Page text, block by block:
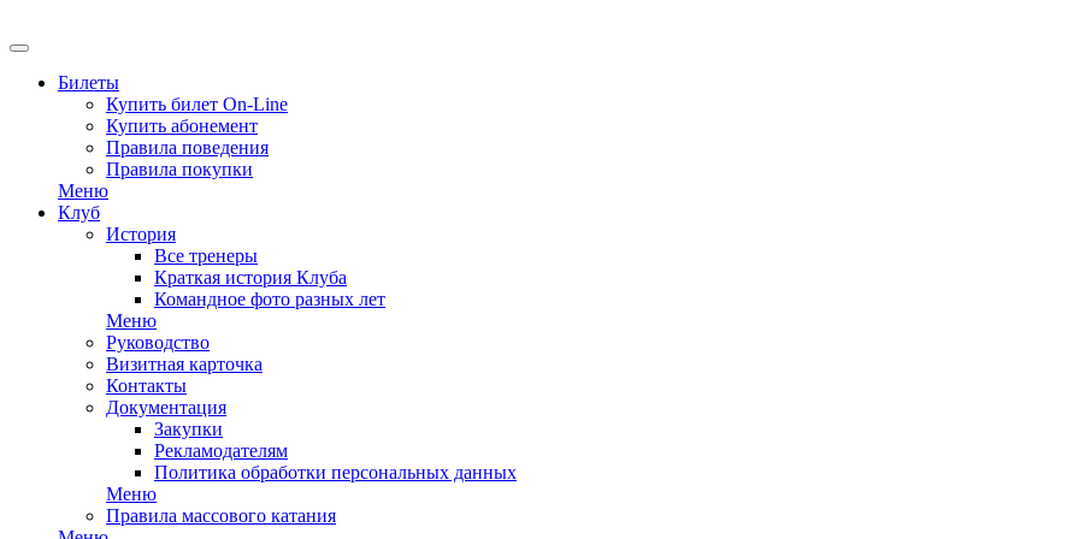
Билеты
Купить билет On-Line
Купить абонемент
Правила поведения
Правила покупки
Меню
Клуб
История
Все тренеры
Краткая история Клуба
Командное фото разных лет
Меню
Руководство
Визитная карточка
Контакты
Документация
Закупки
Рекламодателям
Политика обработки персональных данных
Меню
Правила массового катания